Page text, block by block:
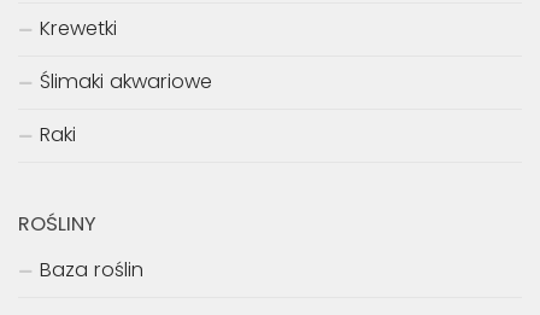
Krewetki
Ślimaki akwariowe
Raki
ROŚLINY
Baza roślin